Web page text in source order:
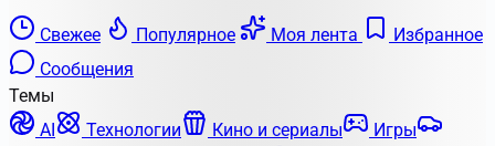
Свежее Популярное Моя лента
Избранное
Сообщения
Темы
AI
Технологии Кино и сериалы
Игры